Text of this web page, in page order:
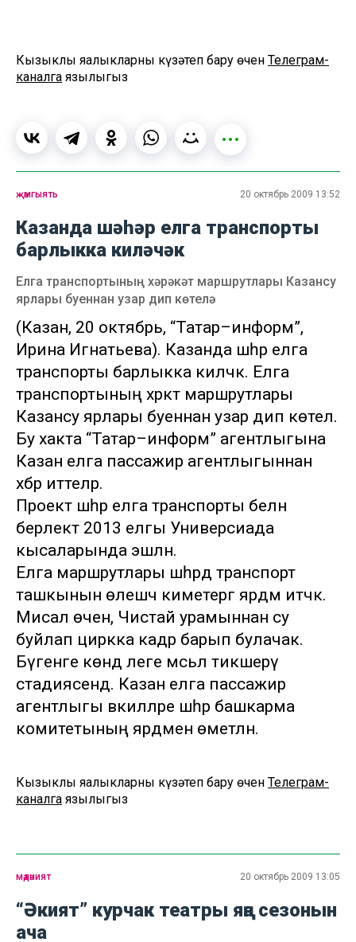
Кызыклы яңалыкларны күзәтеп бару өчен Телеграм-
каналга язылыгыз
җәмгыять 20 октябрь 2009 13:52
Казанда шәһәр елга транспорты
барлыкка киләчәк
Елга транспортының хәрәкәт маршрутлары Казансу
ярлары буеннан узар дип көтелә
(Казан, 20 октябрь, “Татар–информ”,
Ирина Игнатьева). Казанда шәһәр елга
транспорты барлыкка киләчәк. Елга
транспортының хәрәкәт маршрутлары
Казансу ярлары буеннан узар дип көтелә.
Бу хакта “Татар–информ” агентлыгына
Казан елга пассажир агентлыгыннан
хәбәр иттеләр.
Проект шәһәр елга транспорты белән
берлектә 2013 елгы Универсиада
кысаларында эшләнә.
Елга маршрутлары шәһәрдә транспорт
ташкынын өлешчә киметергә ярдәм итәчәк.
Мисал өчен, Чистай урамыннан су
буйлап циркка кадәр барып булачак.
Бүгенге көндә әлеге мәсьәлә тикшерү
стадиясендә. Казан елга пассажир
агентлыгы вәкилләре шәһәр башкарма
комитетының ярдәменә өметләнә.
Кызыклы яңалыкларны күзәтеп бару өчен Телеграм-
каналга язылыгыз
мәдәният 20 октябрь 2009 13:05
“Әкият” курчак театры яңа сезонын
ача